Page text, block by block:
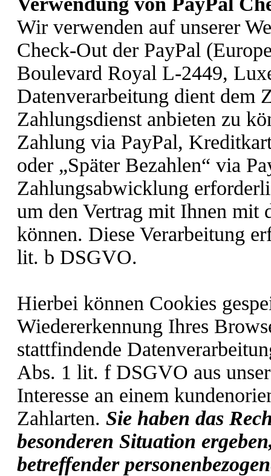
Wir verwenden auf unserer
Check-Out der PayPal
Boulevard Royal L-2449,
Datenverarbeitung dient dem
Zahlungsdienst anbieten zu
Zahlung via PayPal,
oder „Später Bezahlen“ via
Zahlungsabwicklung
um den Vertrag mit Ihnen mit
können. Diese Verarbeitung
lit. b DSGVO.
Hierbei können Cookies
Wiedererkennung Ihres
stattfindende
Abs. 1 lit. f DSGVO aus
Interesse an einem
Zahlarten. Sie haben das
besonderen Situation
betreffender